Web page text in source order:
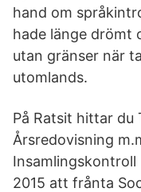
hand om
hade länge drömt
utan gränser när
utomlands.
På Ratsit hittar du
Årsredovisning
Insamlingskontroll
2015 att frånta